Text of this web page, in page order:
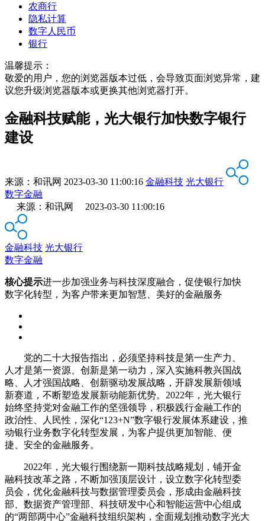
农商行
隐私计算
数字人民币
银行
温馨提示：
敬爱的用户，您的浏览器版本过低，会导致页面浏览异常，建
议您升级浏览器版本或更换其他浏览器打开。
金融科技赋能，光大银行加快数字银行
建设
来源： 和讯网 2023-03-30 11:00:16 金融科技 光大银行
数字金融
来源：和讯网 2023-03-30 11:00:16
金融科技 光大银行
数字金融
核心提示进一步加强业务与科技深度融合，促使银行加快
数字化转型，为客户带来更加智慧、美好的金融服务
党的二十大报告指出，必须坚持科技是第一生产力、
人才是第一资源、创新是第一动力，深入实施科教兴国战
略、人才强国战略、创新驱动发展战略，开辟发展新领域
新赛道，不断塑造发展新动能新优势。2022年，光大银行
始终坚持党对金融工作的坚强领导，积极践行金融工作的
政治性、人民性，深化“123+N”数字银行发展体系建设，推
动银行业务数字化转型发展，为客户提供更加智能、便
捷、安全的金融服务。
2022年，光大银行围绕新一期科技战略规划，铺开金
融科技改革之路，不断加强顶层设计，设立数字化转型委
员会，优化金融科技与数据管理委员会，形成由金融科技
部、数据资产管理部、科技研发中心和智能运营中心组成
的“两部两中心”金融科技组织架构，全面规划推动数字光大